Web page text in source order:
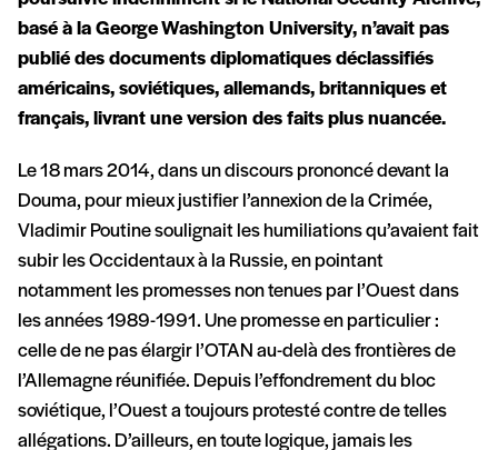
basé à la George Washington University, n’avait pas
publié des documents diplomatiques déclassifiés
américains, soviétiques, allemands, britanniques et
français, livrant une version des faits plus nuancée.
Le 18 mars 2014, dans un discours prononcé devant la
Douma, pour mieux justifier l’annexion de la Crimée,
Vladimir Poutine soulignait les humiliations qu’avaient fait
subir les Occidentaux à la Russie, en pointant
notamment les promesses non tenues par l’Ouest dans
les années 1989-1991. Une promesse en particulier :
celle de ne pas élargir l’OTAN au-delà des frontières de
l’Allemagne réunifiée. Depuis l’effondrement du bloc
soviétique, l’Ouest a toujours protesté contre de telles
allégations. D’ailleurs, en toute logique, jamais les